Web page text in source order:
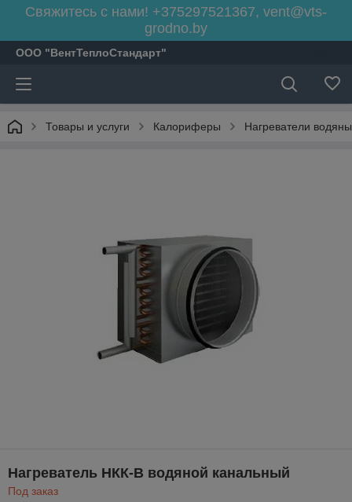
Свяжитесь с нами! +375297521367, vent@vts-
grodno.by
ООО "ВентТеплоСтандарт"
Товары и услуги Калориферы Нагреватели
Нагреватель НКК-В водяной канальный
Под заказ